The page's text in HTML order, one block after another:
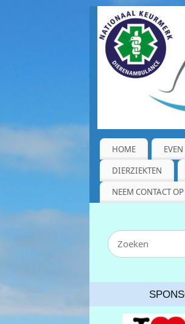
HOME
DIERZIEKTEN
NEEM CONTACT OP